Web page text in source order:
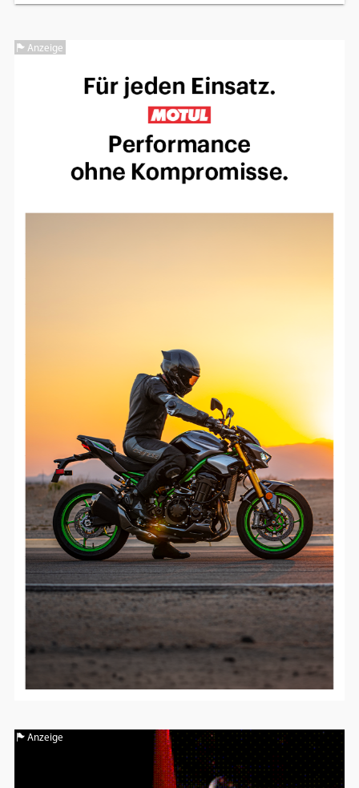
Anzeige
Anzeige
EXTERNE MEDIEN
Um Inhalte von Videoplattformen und
Social Media Plattformen anzeigen zu
können, werden von diesen externen
Google Maps
Google